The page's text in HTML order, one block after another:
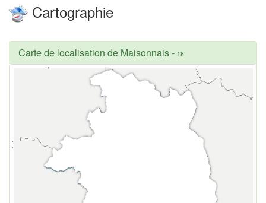
Cartographie
Carte de localisation de Maisonnais- 18